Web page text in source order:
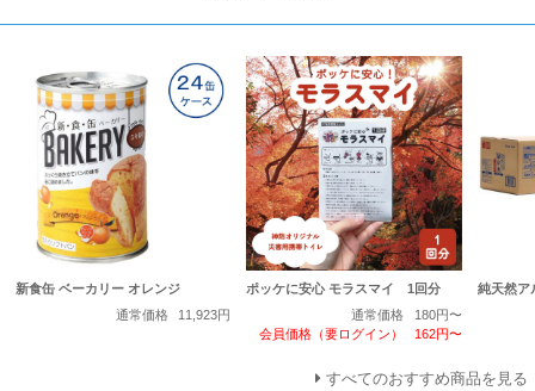
新食缶 ベーカリー オレンジ
通常価格
11,923円
ポッケに安心 モラスマイ 1回分
通常価格
180円〜
会員価格（要ログイン）
162円〜
純天然ア
すべてのおすすめ商品を見る